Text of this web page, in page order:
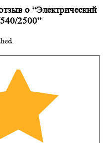
о “Электрический
2500”